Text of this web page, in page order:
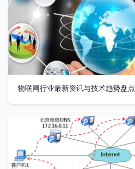
物联网行业最新资讯与技术趋势盘点